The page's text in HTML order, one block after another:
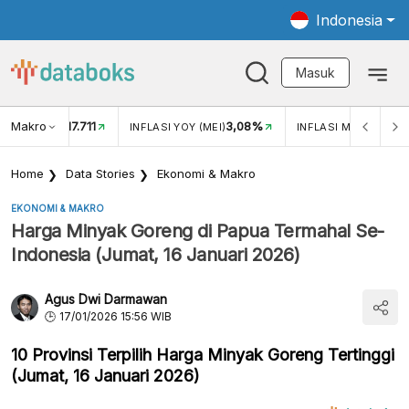
Indonesia
Masuk
Makro
USD/IDR 17.711 INFLASI YOY (MEI)3,08% INFLASI MOM (MEI)
Home Data Stories Ekonomi & Makro
EKONOMI & MAKRO
Harga Minyak Goreng di Papua Termahal Se-
Indonesia (Jumat, 16 Januari 2026)
Agus Dwi Darmawan
17/01/2026 15:56 WIB
10 Provinsi Terpilih Harga Minyak Goreng Tertinggi
(Jumat, 16 Januari 2026)